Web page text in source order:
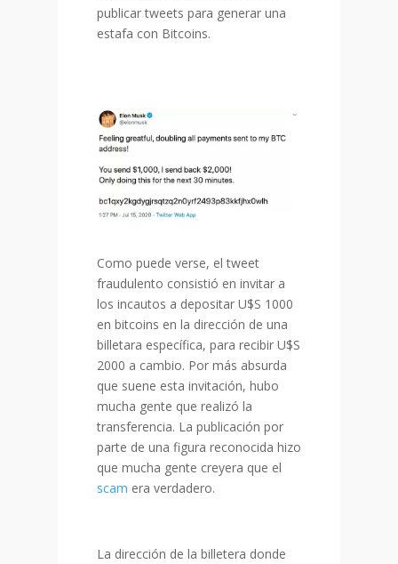
publicar tweets para generar una
estafa con Bitcoins.
Como puede verse, el tweet
fraudulento consistió en invitar a
los incautos a depositar U$S 1000
en bitcoins en la dirección de una
billetara específica, para recibir U$S
2000 a cambio. Por más absurda
que suene esta invitación, hubo
mucha gente que realizó la
transferencia. La publicación por
parte de una figura reconocida hizo
que mucha gente creyera que el
scam era verdadero.
La dirección de la billetera donde